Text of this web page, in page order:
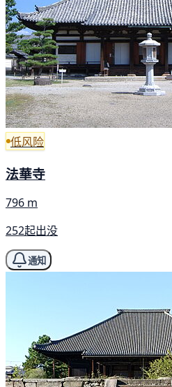
低风险
法華寺
796 m
252起出没
通知